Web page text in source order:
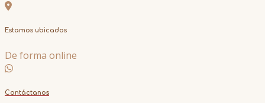
Estamos ubicados
De forma online
Contáctanos